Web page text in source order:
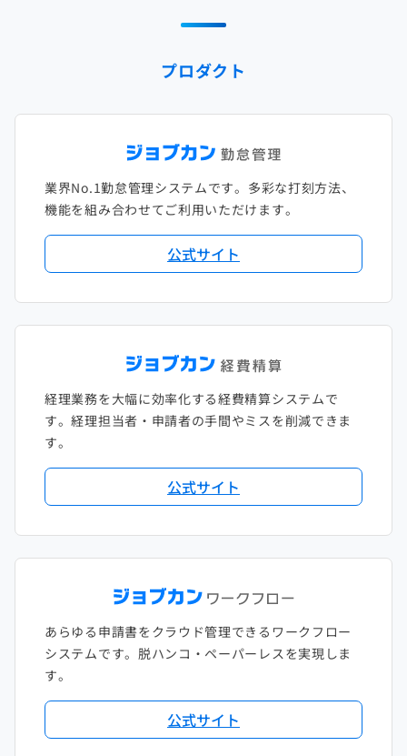
2022年1月
2021年2月
2020年3月
2020年1月
2019年4月
2019年2月
2018年5月
2018年3月
2018年1月
2017年6月
2017年4月
プロダクト
業界No.1勤怠管理システムです。多彩な打刻方法、
機能を組み合わせてご利用いただけます。
公式サイト
経理業務を大幅に効率化する経費精算システムで
す。経理担当者・申請者の手間やミスを削減できま
す。
公式サイト
あらゆる申請書をクラウド管理できるワークフロー
システムです。脱ハンコ・ペーパーレスを実現しま
す。
公式サイト